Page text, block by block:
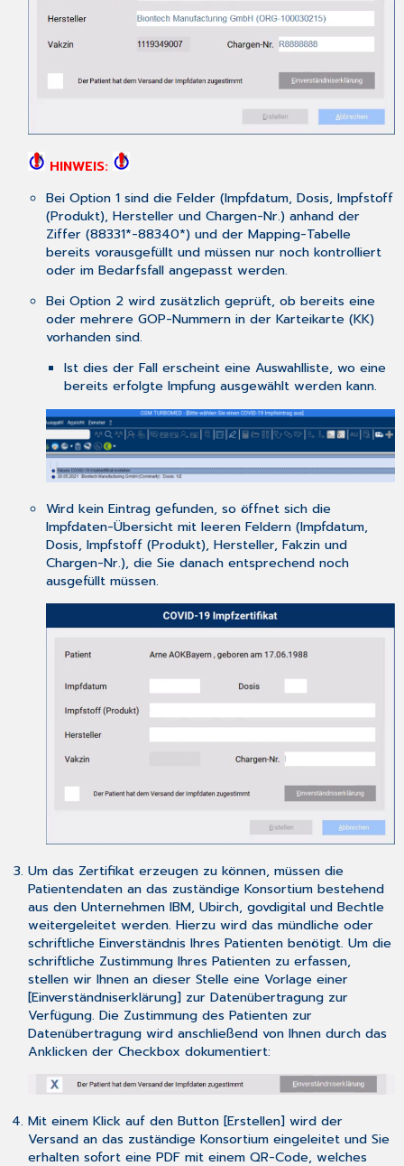
HINWEIS:
Bei Option 1 sind die Felder (Impfdatum, Dosis, Impfstoff
(Produkt), Hersteller und Chargen-Nr.) anhand der
Ziffer (88331*-88340*) und der Mapping-Tabelle
bereits vorausgefüllt und müssen nur noch kontrolliert
oder im Bedarfsfall angepasst werden.
Bei Option 2 wird zusätzlich geprüft, ob bereits eine
oder mehrere GOP-Nummern in der Karteikarte (KK)
vorhanden sind.
Ist dies der Fall erscheint eine Auswahlliste, wo eine
bereits erfolgte Impfung ausgewählt werden kann.
Wird kein Eintrag gefunden, so öffnet sich die
Impfdaten-Übersicht mit leeren Feldern (Impfdatum,
Dosis, Impfstoff (Produkt), Hersteller, Fakzin und
Chargen-Nr.), die Sie danach entsprechend noch
ausgefüllt müssen.
Um das Zertifikat erzeugen zu können, müssen die
Patientendaten an das zuständige Konsortium bestehend
aus den Unternehmen IBM, Ubirch, govdigital und Bechtle
weitergeleitet werden. Hierzu wird das mündliche oder
schriftliche Einverständnis Ihres Patienten benötigt. Um die
schriftliche Zustimmung Ihres Patienten zu erfassen,
stellen wir Ihnen an dieser Stelle eine Vorlage einer
[Einverständniserklärung] zur Datenübertragung zur
Verfügung. Die Zustimmung des Patienten zur
Datenübertragung wird anschließend von Ihnen durch das
Anklicken der Checkbox dokumentiert:
Mit einem Klick auf den Button [Erstellen] wird der
Versand an das zuständige Konsortium eingeleitet und Sie
erhalten sofort eine PDF mit einem QR-Code, welches